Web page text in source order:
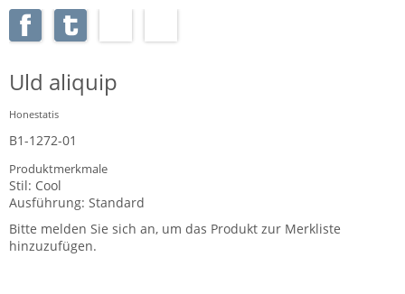
Uld aliquip
Honestatis
B1-1272-01
Produktmerkmale
Stil: Cool
Ausführung: Standard
Bitte melden Sie sich an, um das Produkt zur Merkliste
hinzuzufügen.